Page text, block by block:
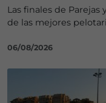
Las finales de
de las mejores
06/08/2026